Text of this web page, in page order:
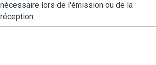
nécessaire lors de l'émission ou de la
réception.